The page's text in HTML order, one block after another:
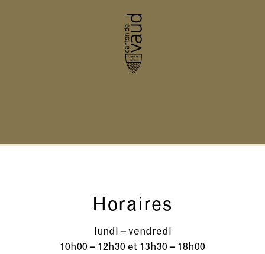
Horaires
lundi – vendredi
10h00 – 12h30 et 13h30 – 18h00